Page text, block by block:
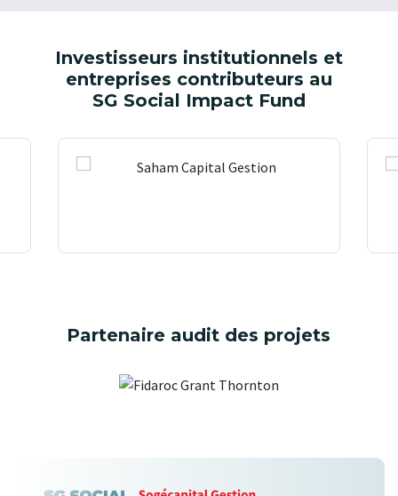
Investisseurs institutionnels et
entreprises contributeurs au
SG Social Impact Fund
Partenaire audit des projets